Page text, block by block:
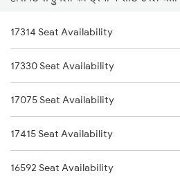
16535 Golgumbaz Exp
20653 Sbc Bgm Exp
1035 Dr Mysuru Spl
1036 Mys Dr Exp
2079 Janshatabdi Exp
17314 Seat Availability
17330 Seat Availability
17075 Seat Availability
17415 Seat Availability
16592 Seat Availability